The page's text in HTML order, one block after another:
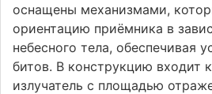
оснащены механизмами,
ориентацию приёмника в
небесного тела, обеспечивая
битов. В конструкцию входит
излучатель с площадью